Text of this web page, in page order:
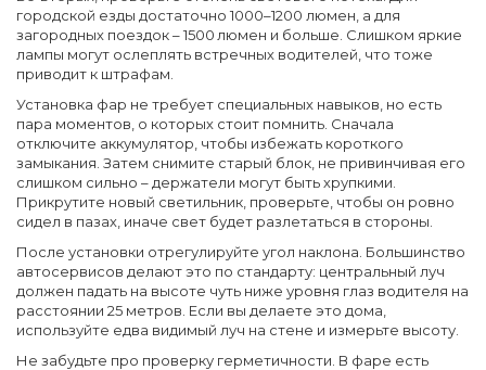
городской езды достаточно 1000–1200 люмен, а для
загородных поездок – 1500 люмен и больше. Слишком яркие
лампы могут ослеплять встречных водителей, что тоже
приводит к штрафам.
Установка фар не требует специальных навыков, но есть
пара моментов, о которых стоит помнить. Сначала
отключите аккумулятор, чтобы избежать короткого
замыкания. Затем снимите старый блок, не привинчивая его
слишком сильно – держатели могут быть хрупкими.
Прикрутите новый светильник, проверьте, чтобы он ровно
сидел в пазах, иначе свет будет разлетаться в стороны.
После установки отрегулируйте угол наклона. Большинство
автосервисов делают это по стандарту: центральный луч
должен падать на высоте чуть ниже уровня глаз водителя на
расстоянии 25 метров. Если вы делаете это дома,
используйте едва видимый луч на стене и измерьте высоту.
Не забудьте про проверку герметичности. В фаре есть